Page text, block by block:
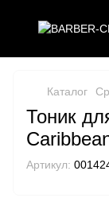
Каталог
Тоник
Артикул: